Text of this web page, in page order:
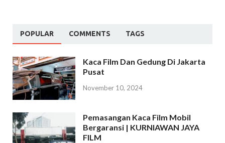
POPULAR COMMENTS TAGS
Kaca Film Dan Gedung Di Jakarta
Pusat
November 10, 2024
Pemasangan Kaca Film Mobil
Bergaransi | KURNIAWAN JAYA
FILM